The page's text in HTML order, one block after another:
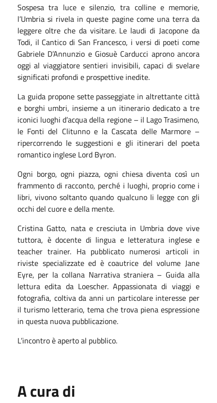
Sospesa tra luce e silenzio, tra colline e memorie,
l’Umbria si rivela in queste pagine come una terra da
leggere oltre che da visitare. Le laudi di Jacopone da
Todi, il Cantico di San Francesco, i versi di poeti come
Gabriele D’Annunzio e Giosuè Carducci aprono ancora
oggi al viaggiatore sentieri invisibili, capaci di svelare
significati profondi e prospettive inedite.
La guida propone sette passeggiate in altrettante città
e borghi umbri, insieme a un itinerario dedicato a tre
iconici luoghi d’acqua della regione – il Lago Trasimeno,
le Fonti del Clitunno e la Cascata delle Marmore –
ripercorrendo le suggestioni e gli itinerari del poeta
romantico inglese Lord Byron.
Ogni borgo, ogni piazza, ogni chiesa diventa così un
frammento di racconto, perché i luoghi, proprio come i
libri, vivono soltanto quando qualcuno li legge con gli
occhi del cuore e della mente.
Cristina Gatto, nata e cresciuta in Umbria dove vive
tuttora, è docente di lingua e letteratura inglese e
teacher trainer. Ha pubblicato numerosi articoli in
riviste specializzate ed è coautrice del volume Jane
Eyre, per la collana Narrativa straniera – Guida alla
lettura edita da Loescher. Appassionata di viaggi e
fotografia, coltiva da anni un particolare interesse per
il turismo letterario, tema che trova piena espressione
in questa nuova pubblicazione.
L’incontro è aperto al pubblico.
A cura di